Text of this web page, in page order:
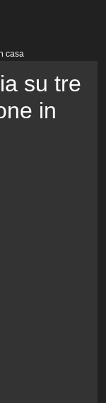
casa
su tre
in